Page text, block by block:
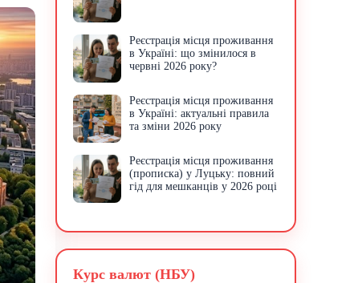
Реєстрація місця проживання
в Україні: що змінилося в
червні 2026 року?
Реєстрація місця проживання
в Україні: актуальні правила
та зміни 2026 року
Реєстрація місця проживання
(прописка) у Луцьку: повний
гід для мешканців у 2026 році
Курс валют (НБУ)